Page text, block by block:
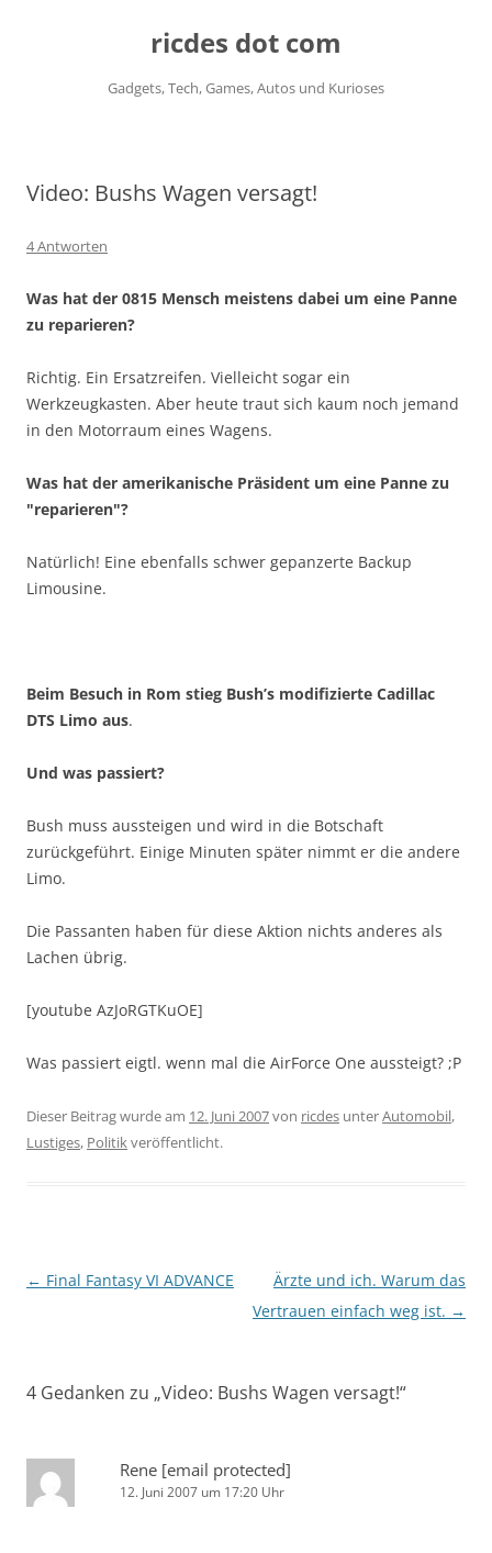
ricdes dot com
Gadgets, Tech, Games, Autos und Kurioses
Video: Bushs Wagen versagt!
4 Antworten
Was hat der 0815 Mensch meistens dabei um eine Panne
zu reparieren?
Richtig. Ein Ersatzreifen. Vielleicht sogar ein
Werkzeugkasten. Aber heute traut sich kaum noch jemand
in den Motorraum eines Wagens.
Was hat der amerikanische Präsident um eine Panne zu
"reparieren"?
Natürlich! Eine ebenfalls schwer gepanzerte Backup
Limousine.
Beim Besuch in Rom stieg Bush’s modifizierte Cadillac
DTS Limo aus.
Und was passiert?
Bush muss aussteigen und wird in die Botschaft
zurückgeführt. Einige Minuten später nimmt er die andere
Limo.
Die Passanten haben für diese Aktion nichts anderes als
Lachen übrig.
[youtube AzJoRGTKuOE]
Was passiert eigtl. wenn mal die AirForce One aussteigt? ;P
Dieser Beitrag wurde am 12. Juni 2007von ricdes unterAutomobil,
Lustiges, Politikveröffentlicht.
Beitragsnavigation
← Final Fantasy VI ADVANCE
Ärzte und ich. Warum das
Vertrauen einfach weg ist. →
4 Gedanken zu „Video: Bushs Wagen versagt!“
Rene [email protected]
12. Juni 2007 um 17:20 Uhr